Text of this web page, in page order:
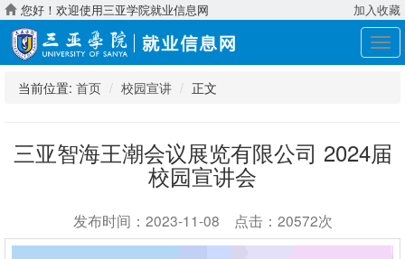
您好！欢迎使用三亚学院就业信息网 加入收藏
展
开
当前位置: 首页 校园宣讲 正文
三亚智海王潮会议展览有限公司 2024届
校园宣讲会
发布时间：2023-11-08 点击：20572次